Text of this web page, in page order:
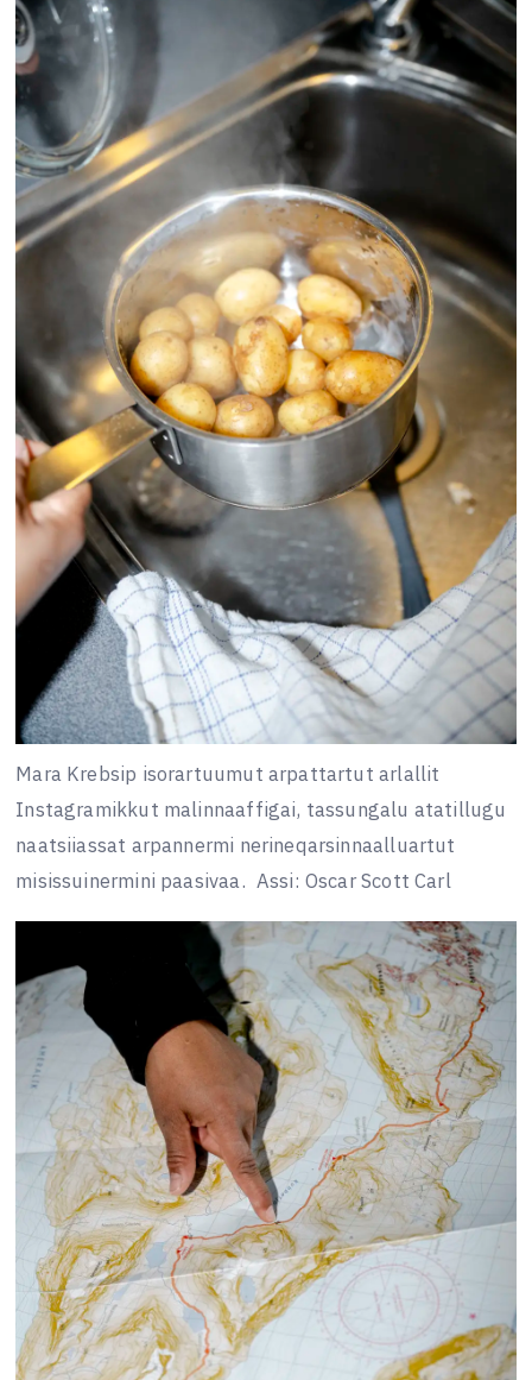
Mara Krebsip isorartuumut arpattartut arlallit
Instagramikkut malinnaaffigai, tassungalu atatillugu
naatsiiassat arpannermi nerineqarsinnaalluartut
misissuinermini paasivaa. Assi: Oscar Scott Carl